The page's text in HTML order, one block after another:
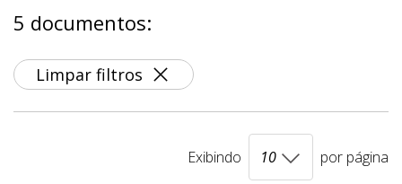
5 documentos:
Limpar filtros
Exibindo por página